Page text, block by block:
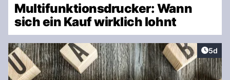
Multifunktionsdrucker: Wann
sich ein Kauf wirklich lohnt
5d